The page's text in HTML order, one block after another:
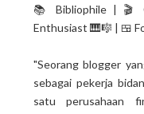
📚 Bibliophile | 🎬
Enthusiast 🎹🎼 | 🍱
"Seorang blogger
sebagai pekerja
satu perusahaan